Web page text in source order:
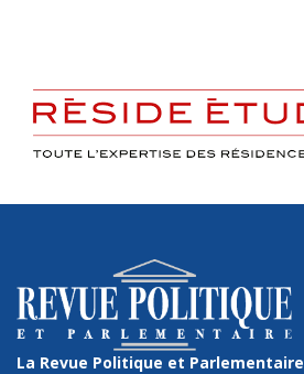
La Revue Politique et Parlementaire